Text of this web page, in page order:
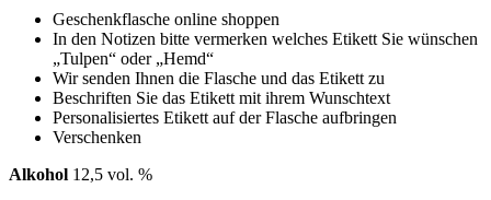
Geschenkflasche online shoppen
In den Notizen bitte vermerken welches Etikett Sie wünschen
„Tulpen“ oder „Hemd“
Wir senden Ihnen die Flasche und das Etikett zu
Beschriften Sie das Etikett mit ihrem Wunschtext
Personalisiertes Etikett auf der Flasche aufbringen
Verschenken
Alkohol 12,5 vol. %